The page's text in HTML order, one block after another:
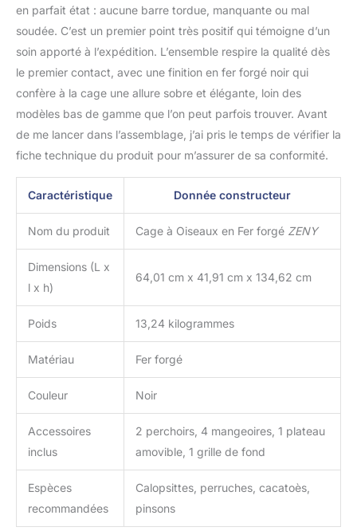
d'esprit. Les coins
arrondis aident à
compagnie contre les
blessures. Plusieurs
portes : une porte avant
avec de grands loquets
votre animal de
compagnie et ses
accessoires, tandis que
4 petites portes vous
permettent d'ajouter
facilement de la
amovible : la grille
cette cage à oiseaux
sont amovibles pour un
nettoyage facile. Et il
comprend 4 gobelets en
plastique pour l'eau et la
sur lesquels les oiseaux
peuvent s'asseoir et
jouer. Utilisation multiple
pour oiseaux : cette cage
adaptée pour plusieurs
oiseaux de petite et
moyenne taille comme
en parfait état : aucune barre tordue, manquante ou mal
soudée. C’est un premier point très positif qui témoigne d’un
soin apporté à l’expédition. L’ensemble respire la qualité dès
le premier contact, avec une finition en fer forgé noir qui
confère à la cage une allure sobre et élégante, loin des
modèles bas de gamme que l’on peut parfois trouver. Avant
de me lancer dans l’assemblage, j’ai pris le temps de vérifier la
fiche technique du produit pour m’assurer de sa conformité.
Caractéristique Donnée constructeur
Nom du produit Cage à Oiseaux en Fer forgé ZENY
Dimensions (L x
l x h)
64,01 cm x 41,91 cm x 134,62 cm
Poids 13,24 kilogrammes
Matériau Fer forgé
Couleur Noir
Accessoires
inclus
2 perchoirs, 4 mangeoires, 1 plateau
amovible, 1 grille de fond
Espèces
recommandées
Calopsittes, perruches, cacatoès,
pinsons